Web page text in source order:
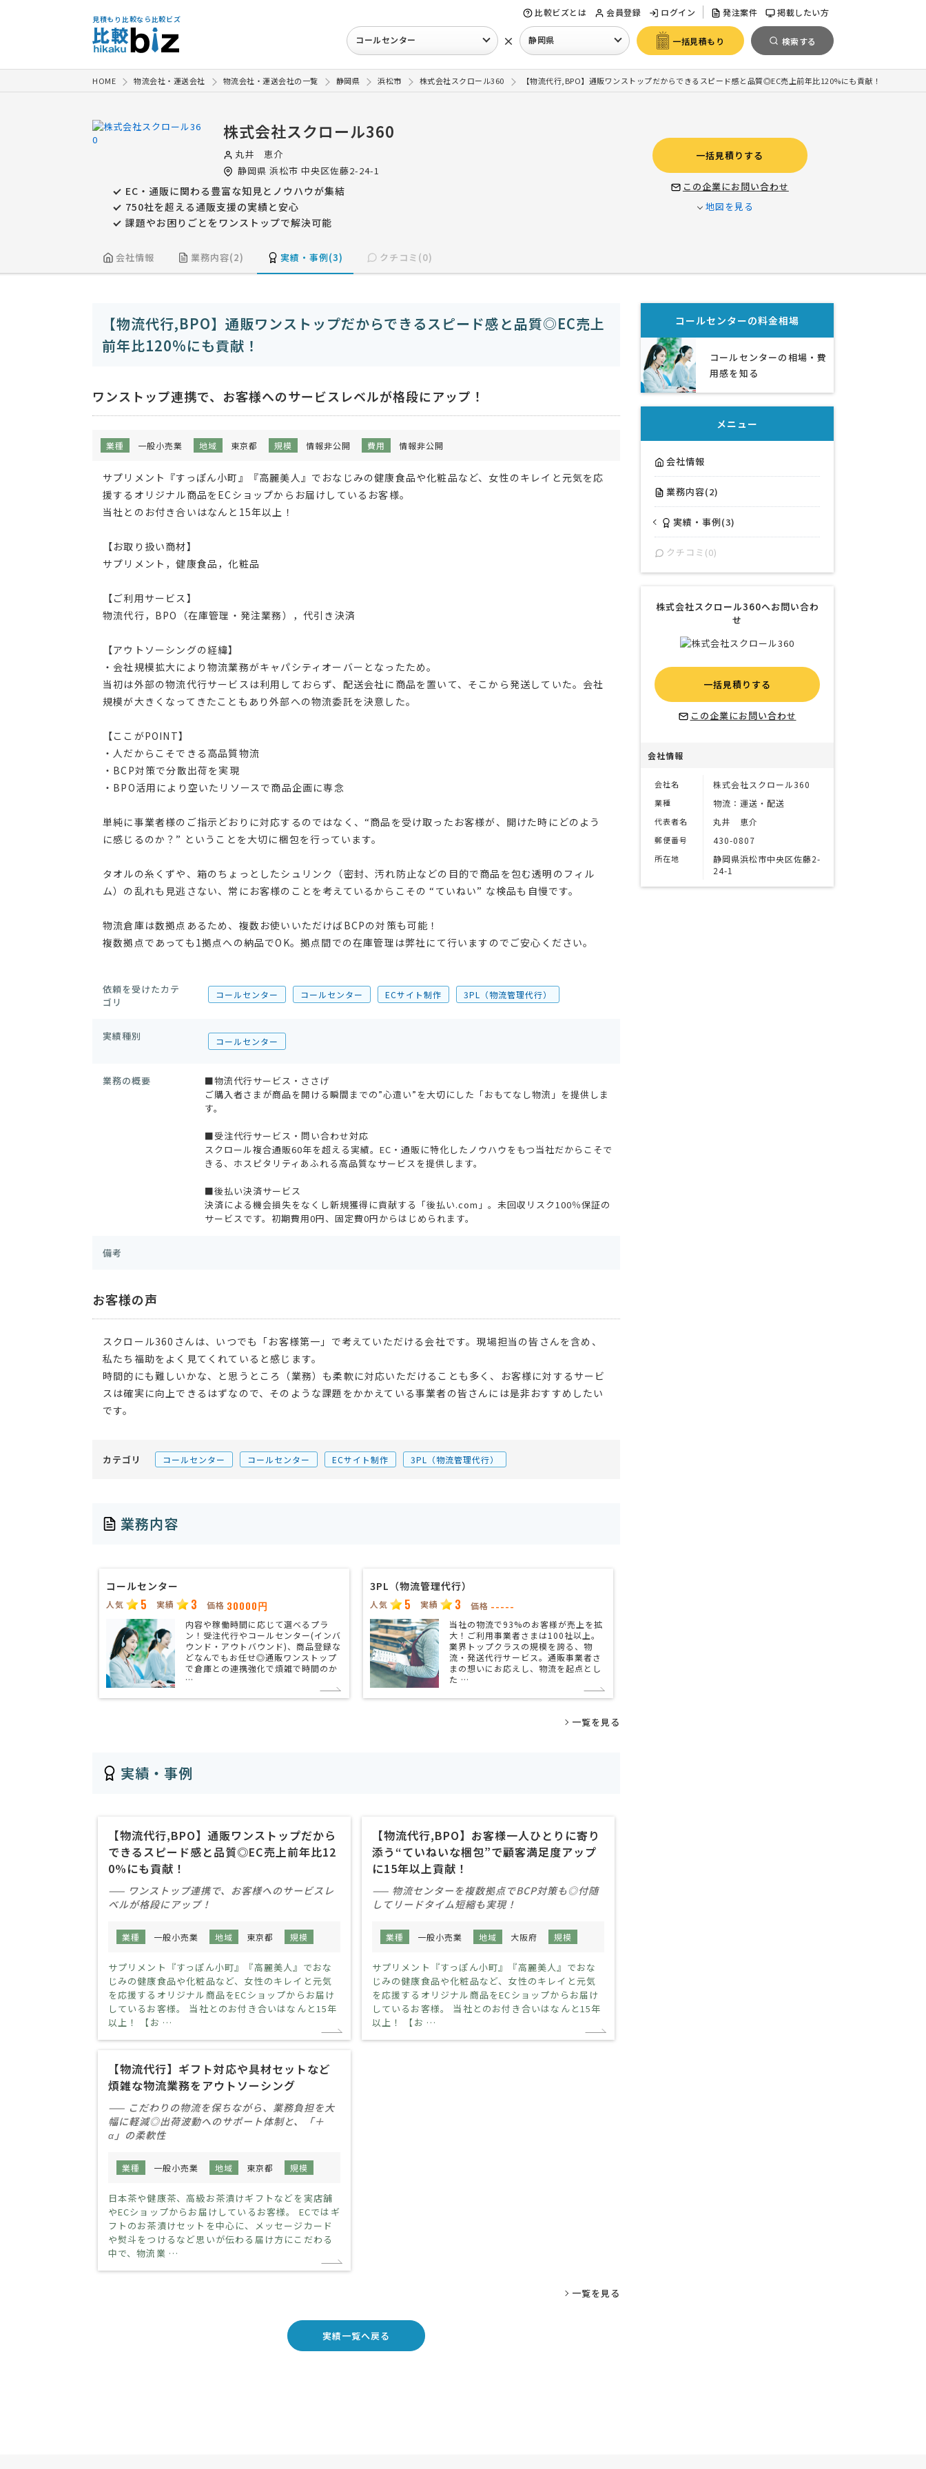
見積もり比較なら比較ビズ
比較ビズとは 会員登録 ログイン 発注案件 掲載したい方
コールセンター × 静岡県 一括見積もり 検索する
HOME 物流会社・運送会社 物流会社・運送会社の一覧 静岡県 浜松市 株式会社スクロール360 【物流代行,BPO】通販ワンストップだからできるスピード感と品質◎EC売上前年比120%にも貢献！
株式会社スクロール360
丸井 恵介
静岡県 浜松市 中央区佐藤2-24-1
EC・通販に関わる豊富な知見とノウハウが集結
750社を超える通販支援の実績と安心
課題やお困りごとをワンストップで解決可能
一括見積りする
この企業にお問い合わせ
地図を見る
会社情報 業務内容(2) 実績・事例(3) クチコミ(0)
【物流代行,BPO】通販ワンストップだからできるスピード感と品質◎EC売上
前年比120%にも貢献！
ワンストップ連携で、お客様へのサービスレベルが格段にアップ！
業種 一般小売業 地域 東京都 規模 情報非公開 費用 情報非公開
サプリメント『すっぽん小町』『高麗美人』でおなじみの健康食品や化粧品など、女性のキレイと元気を応
援するオリジナル商品をECショップからお届けしているお客様。
当社とのお付き合いはなんと15年以上！
【お取り扱い商材】
サプリメント，健康食品，化粧品
【ご利用サービス】
物流代行，BPO（在庫管理・発注業務），代引き決済
【アウトソーシングの経緯】
・会社規模拡大により物流業務がキャパシティオーバーとなったため。
当初は外部の物流代行サービスは利用しておらず、配送会社に商品を置いて、そこから発送していた。会社
規模が大きくなってきたこともあり外部への物流委託を決意した。
【ここがPOINT】
・人だからこそできる高品質物流
・BCP対策で分散出荷を実現
・BPO活用により空いたリソースで商品企画に専念
単純に事業者様のご指示どおりに対応するのではなく、“商品を受け取ったお客様が、開けた時にどのよう
に感じるのか？” ということを大切に梱包を行っています。
タオルの糸くずや、箱のちょっとしたシュリンク（密封、汚れ防止などの目的で商品を包む透明のフィル
ム）の乱れも見逃さない、常にお客様のことを考えているからこその “ていねい” な検品も自慢です。
物流倉庫は数拠点あるため、複数お使いいただけばBCPの対策も可能！
複数拠点であっても1拠点への納品でOK。拠点間での在庫管理は弊社にて行いますのでご安心ください。
依頼を受けたカテ
ゴリ
コールセンター コールセンター ECサイト制作 3PL（物流管理代行）
実績種別 コールセンター
業務の概要
■物流代行サービス・ささげ
ご購入者さまが商品を開ける瞬間までの”心遣い”を大切にした「おもてなし物流」を提供しま
す。
■受注代行サービス・問い合わせ対応
スクロール複合通販60年を超える実績。EC・通販に特化したノウハウをもつ当社だからこそで
きる、ホスピタリティあふれる高品質なサービスを提供します。
■後払い決済サービス
決済による機会損失をなくし新規獲得に貢献する「後払い.com」。未回収リスク100％保証の
サービスです。初期費用0円、固定費0円からはじめられます。
備考
お客様の声
スクロール360さんは、いつでも「お客様第一」で考えていただける会社です。現場担当の皆さんを含め、
私たち福助をよく見てくれていると感じます。
時間的にも難しいかな、と思うところ（業務）も柔軟に対応いただけることも多く、お客様に対するサービ
スは確実に向上できるはずなので、そのような課題をかかえている事業者の皆さんには是非おすすめしたい
です。
カテゴリ コールセンター コールセンター ECサイト制作 3PL（物流管理代行）
業務内容
コールセンター
人気 5 実績 3 価格 30000円
内容や稼働時間に応じて選べるプラ
ン！受注代行やコールセンター(インバ
ウンド・アウトバウンド)、商品登録な
どなんでもお任せ◎通販ワンストップ
で倉庫との連携強化で煩雑で時間のか
…
3PL（物流管理代行）
人気 5 実績 3 価格 -----
当社の物流で93%のお客様が売上を拡
大！ご利用事業者さまは100社以上。
業界トップクラスの規模を誇る、物
流・発送代行サービス。通販事業者さ
まの想いにお応えし、物流を起点とし
た …
一覧を見る
実績・事例
【物流代行,BPO】通販ワンストップだから
できるスピード感と品質◎EC売上前年比12
0%にも貢献！
—— ワンストップ連携で、お客様へのサービスレ
ベルが格段にアップ！
業種 一般小売業 地域 東京都 規模
サプリメント『すっぽん小町』『高麗美人』でおな
じみの健康食品や化粧品など、女性のキレイと元気
を応援するオリジナル商品をECショップからお届け
しているお客様。 当社とのお付き合いはなんと15年
以上！ 【お …
【物流代行,BPO】お客様一人ひとりに寄り
添う“ていねいな梱包”で顧客満足度アップ
に15年以上貢献！
—— 物流センターを複数拠点でBCP対策も◎付随
してリードタイム短縮も実現！
業種 一般小売業 地域 大阪府 規模
サプリメント『すっぽん小町』『高麗美人』でおな
じみの健康食品や化粧品など、女性のキレイと元気
を応援するオリジナル商品をECショップからお届け
しているお客様。 当社とのお付き合いはなんと15年
以上！ 【お …
【物流代行】ギフト対応や具材セットなど
煩雑な物流業務をアウトソーシング
—— こだわりの物流を保ちながら、業務負担を大
幅に軽減◎出荷波動へのサポート体制と、「＋
α」の柔軟性
業種 一般小売業 地域 東京都 規模
日本茶や健康茶、高級お茶漬けギフトなどを実店舗
やECショップからお届けしているお客様。 ECではギ
フトのお茶漬けセットを中心に、メッセージカード
や熨斗をつけるなど思いが伝わる届け方にこだわる
中で、物流業 …
一覧を見る
実績一覧へ戻る
コールセンターの料金相場
コールセンターの相場・費
用感を知る
メニュー
会社情報
業務内容(2)
実績・事例(3)
クチコミ(0)
株式会社スクロール360へお問い合わ
せ
一括見積りする
この企業にお問い合わせ
会社情報
会社名 株式会社スクロール360
業種 物流：運送・配送
代表者名 丸井 恵介
郵便番号 430-0807
所在地
静岡県浜松市中央区佐藤2-
24-1